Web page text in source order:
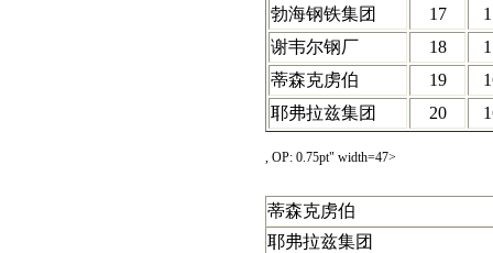
勃海钢铁集团
17
谢韦尔钢厂
18
蒂森克虏伯
19
耶弗拉兹集团
20
, OP: 0.75pt" width=47>
蒂森克虏伯
耶弗拉兹集团